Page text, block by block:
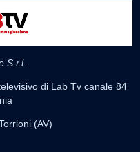
S.r.l.
di Lab Tv canale 84
(AV)